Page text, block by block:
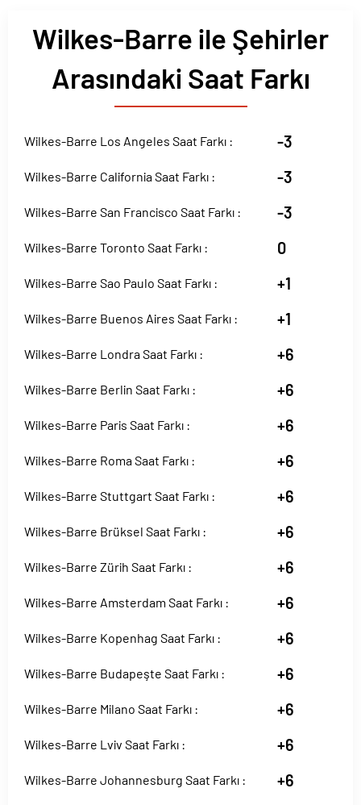
Wilkes-Barre ile Şehirler
Arasındaki Saat Farkı
Wilkes-Barre Los Angeles Saat Farkı : -3
Wilkes-Barre California Saat Farkı : -3
Wilkes-Barre San Francisco Saat Farkı : -3
Wilkes-Barre Toronto Saat Farkı : 0
Wilkes-Barre Sao Paulo Saat Farkı : +1
Wilkes-Barre Buenos Aires Saat Farkı : +1
Wilkes-Barre Londra Saat Farkı : +6
Wilkes-Barre Berlin Saat Farkı : +6
Wilkes-Barre Paris Saat Farkı : +6
Wilkes-Barre Roma Saat Farkı : +6
Wilkes-Barre Stuttgart Saat Farkı : +6
Wilkes-Barre Brüksel Saat Farkı : +6
Wilkes-Barre Zürih Saat Farkı : +6
Wilkes-Barre Amsterdam Saat Farkı : +6
Wilkes-Barre Kopenhag Saat Farkı : +6
Wilkes-Barre Budapeşte Saat Farkı : +6
Wilkes-Barre Milano Saat Farkı : +6
Wilkes-Barre Lviv Saat Farkı : +6
Wilkes-Barre Johannesburg Saat Farkı : +6